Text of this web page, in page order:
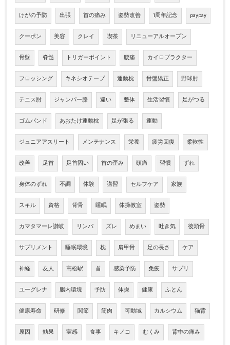
けがの予防 出張 首の痛み 姿勢改善 1周年記念 paypay
クーポン 美容 クレイ 喫茶 リニューアルオープン
骨盤 脊髄 トリガーポイント 腰痛 カイロプラクター
フロッシング キネシオテープ 運動枕 骨盤矯正 野球肘
テニス肘 ジャンパー膝 違い 整体 生活習慣 足がつる
ゴムバンド あおたけ運動枕 足が張る 運動
ジュニアアスリート メンテナンス 栄養 疲労回復 柔軟性
改善 足首 足首固い 首の歪み 頭痛 習慣 ずれ
身体のずれ 不調 体験 講習 セルフケア 家族
スキル 資格 背骨 睡眠 体操教室 姿勢
カマタマーレ讃岐 リンパ ズレ めまい 吐き気 後頭骨
サプリメント 睡眠環境 枕 肩甲骨 足の長さ ケア
神経 友人 高松駅 首 感染予防 免疫 サプリ
ユーグレナ 腸内環境 予防 体操 健康 ふとん
健康寿命 研修 関節 筋肉 可動域 カルシウム 猫背
原因 効果 実感 食事 キノコ むくみ 背中の痛み